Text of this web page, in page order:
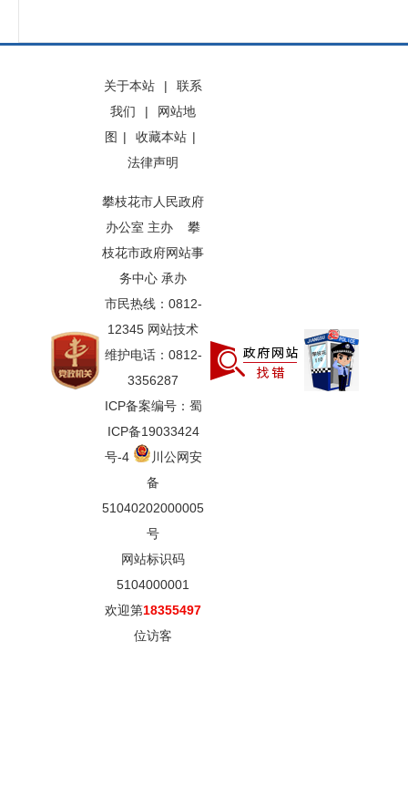
关于本站 |
联系
我们
|
网站地
图 | 收藏本站 |
法律声明
攀枝花市人民政府
办公室 主办 攀
枝花市政府网站事
务中心 承办
市民热线：0812-
12345 网站技术
维护电话：0812-
3356287
ICP备案编号：蜀
ICP备19033424
号-4
川公网安
备
51040202000005
号
网站标识码
5104000001
欢迎第18355497
位访客